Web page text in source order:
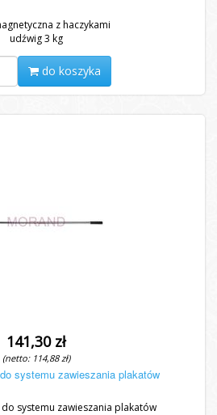
z haczykami
udźwig 3 kg
do koszyka
141,30 zł
(netto: 114,88 zł)
systemu zawieszania plakatów
systemu zawieszania plakatów